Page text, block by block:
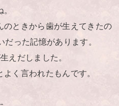
のときから歯が生えてきたの
だった記憶があります。
えだしました。
く言われたもんです。